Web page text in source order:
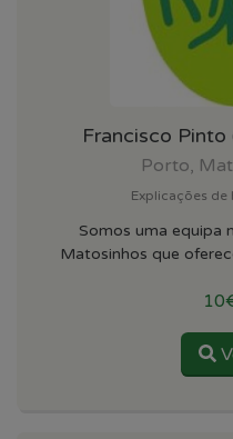
Francisco Pinto
Porto,
Explicações de
Somos uma equipa
Matosinhos que